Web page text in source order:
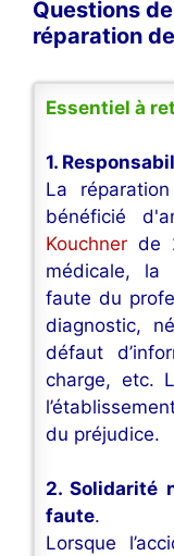
Questions
réparation
Essentiel à
1.
La
bénéficié
Kouchner de
médicale, la
faute du
diagnostic,
défaut
charge, etc.
du préjudice.
2. Solidarité
faute.
Lorsque